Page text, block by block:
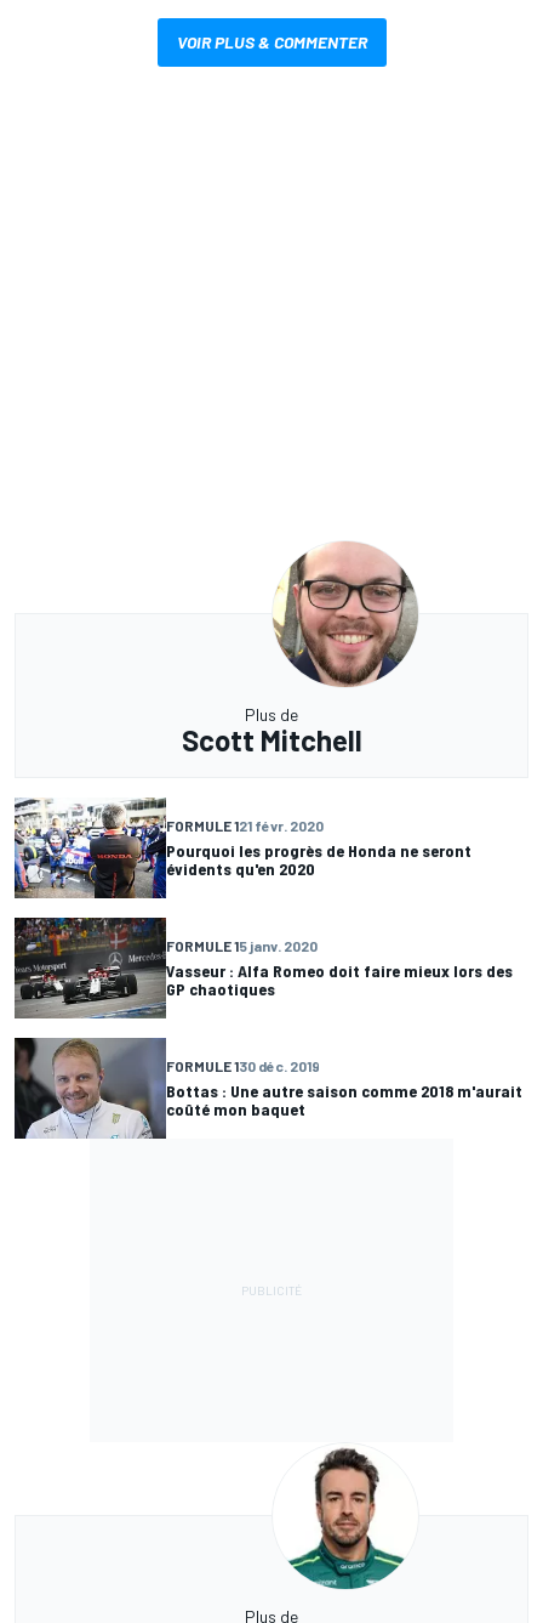
VOIR PLUS & COMMENTER
Plus de
Scott Mitchell
FORMULE 121 févr. 2020
Pourquoi les progrès de Honda ne seront
évidents qu'en 2020
FORMULE 15 janv. 2020
Vasseur : Alfa Romeo doit faire mieux lors des
GP chaotiques
FORMULE 130 déc. 2019
Bottas : Une autre saison comme 2018 m'aurait
coûté mon baquet
Plus de